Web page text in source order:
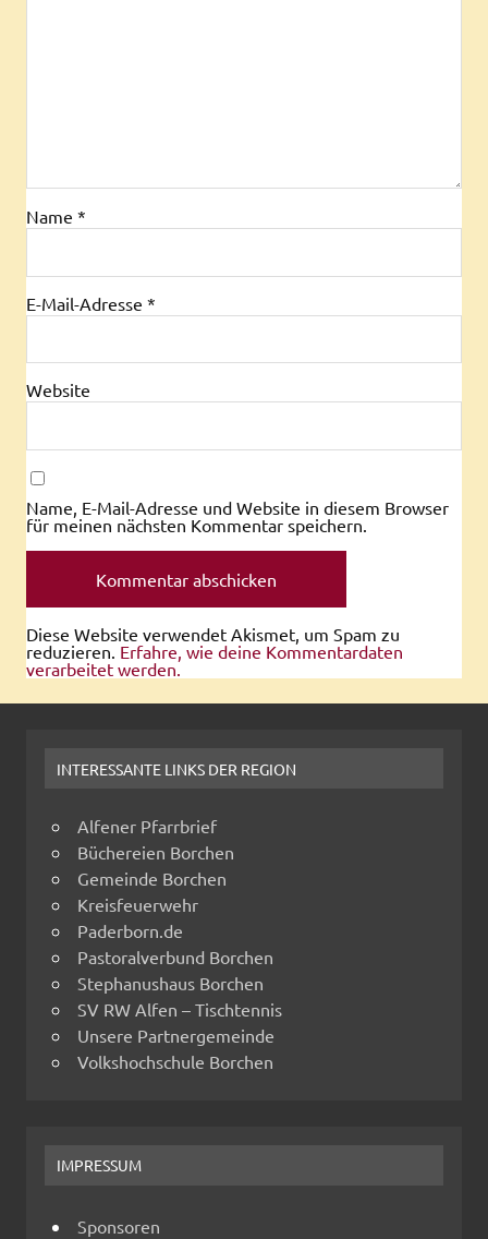
Name *
E-Mail-Adresse *
Website
Name, E-Mail-Adresse und Website in diesem Browser
für meinen nächsten Kommentar speichern.
Diese Website verwendet Akismet, um Spam zu
reduzieren. Erfahre, wie deine Kommentardaten
verarbeitet werden.
INTERESSANTE LINKS DER REGION
Alfener Pfarrbrief
Büchereien Borchen
Gemeinde Borchen
Kreisfeuerwehr
Paderborn.de
Pastoralverbund Borchen
Stephanushaus Borchen
SV RW Alfen – Tischtennis
Unsere Partnergemeinde
Volkshochschule Borchen
IMPRESSUM
Sponsoren